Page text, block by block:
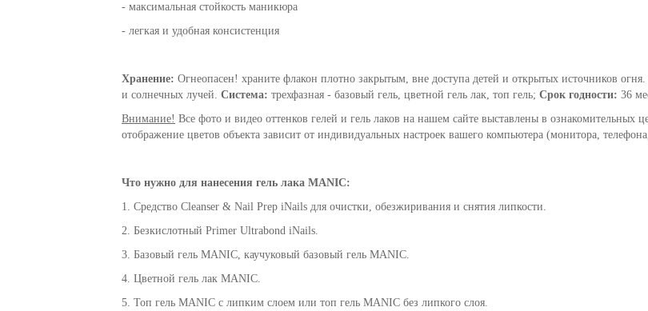
- максимальная стойкость маникюра
- легкая и удобная консистенция
Хранение: Огнеопасен! храните флакон плотно закрытым, вне доступа детей и открытых источников
и солнечных лучей. Система: трехфазная - базовый гель, цветной гель лак, топ гель; Срок годности: 36
Внимание! Все фото и видео оттенков гелей и гель лаков на нашем сайте выставлены в ознакомительных
отображение цветов объекта зависит от индивидуальных настроек вашего компьютера (монитора,
Что нужно для нанесения гель лака MANIC:
1. Средство Cleanser & Nail Prep iNails для очистки, обезжиривания и снятия липкости.
2. Безкислотный Primer Ultrabond iNails.
3. Базовый гель MANIC, каучуковый базовый гель MANIC.
4. Цветной гель лак MANIC.
5. Топ гель MANIC с липким слоем или топ гель MANIC без липкого слоя.